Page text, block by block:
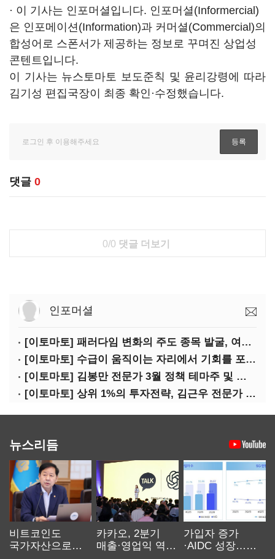
· 이 기사는 인포머셜입니다. 인포머셜(Informercial)
은 인포메이션(Information)과 커머셜(Commercial)의
합성어로 스폰서가 제공하는 정보로 꾸며진 상업성
콘텐트입니다.
이 기사는 뉴스토마토 보도준칙 및 윤리강령에 따라
김기성 편집국장이 최종 확인·수정했습니다.
댓글 0
0/0 댓글 더보기
인포머셜
[이토마토] 패러다임 변화의 주도 종목 발굴, 여인수 전문가 투자클럽
[이토마토] 수급이 움직이는 자리에서 기회를 포착하다, 김형일 전문가 투자클럽
[이토마토] 김봉만 전문가 3월 정책 테마주 및 제약 바이오 선취매 전략 아카데미 3/5(목) 2부 진행
[이토마토] 상위 1%의 투자전략, 김근우 전문가 투자클럽에서 확인하세요
뉴스리듬
비트코인도
국가자산으로…'
카카오, 2분기
매출·영업익 역대
가입자 증가
·AIDC 성장…